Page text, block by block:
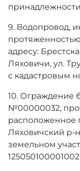
9. Водопровод,
адресу:
Ляховичи, ул.
с кадастровым
10. Ограждение
№00000032,
расположенное
Ляховичский р-
земельном